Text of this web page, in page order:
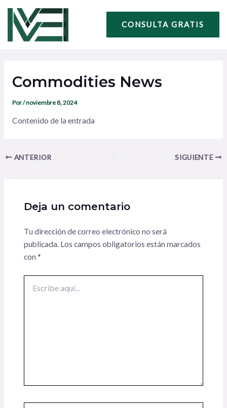
contenido
CONSULTA GRATIS
Commodities News
Por/noviembre 8, 2024
Contenido de la entrada
entradas
ANTERIOR SIGUIENTE
Deja un comentario
Tu dirección de correo electrónico no será
publicada. Los campos obligatorios están marcados
con *
aquí...